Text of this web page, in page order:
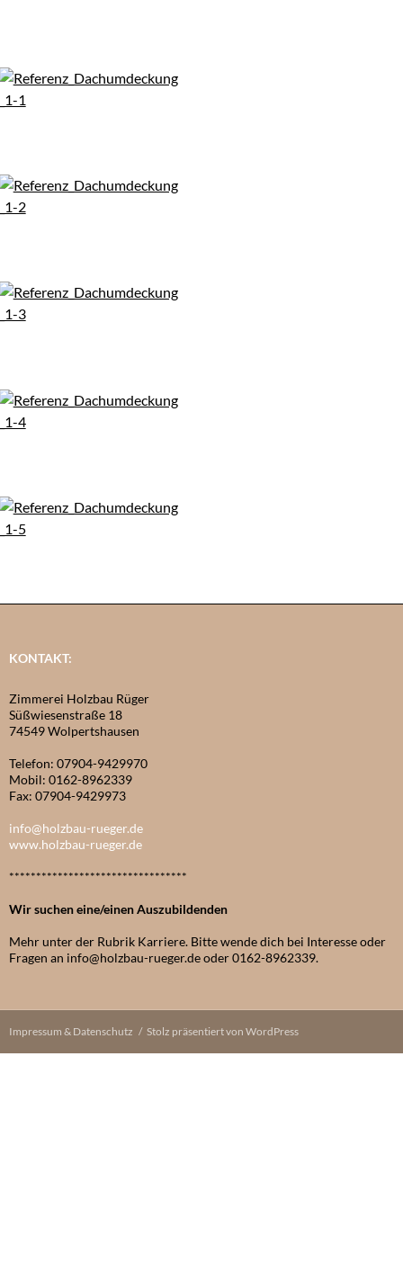
KONTAKT:
Zimmerei Holzbau Rüger
Süßwiesenstraße 18
74549 Wolpertshausen
Telefon: 07904-9429970
Mobil: 0162-8962339
Fax: 07904-9429973
info@holzbau-rueger.de
www.holzbau-rueger.de
*********************************
Wir suchen eine/einen Auszubildenden
Mehr unter der Rubrik Karriere. Bitte wende dich bei Interesse oder
Fragen an info@holzbau-rueger.de oder 0162-8962339.
Impressum & Datenschutz Stolz präsentiert von WordPress